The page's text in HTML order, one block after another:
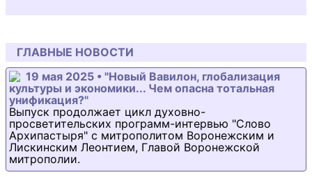
ГЛАВНЫЕ НОВОСТИ
19 мая 2025 • "Новый Вавилон, глобализация
культуры и экономики... Чем опасна тотальная
унификация?"
Выпуск продолжает цикл духовно-
просветительских программ-интервью "Слово
Архипастыря" с митрополитом Воронежским и
Лискинским Леонтием, Главой Воронежской
митрополии.